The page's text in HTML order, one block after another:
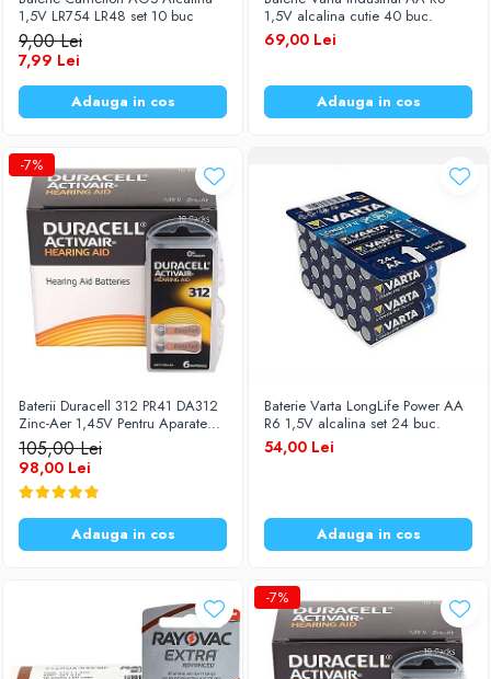
Becuri LED
Aplice LED
Lanterne
Lampi
Electrice
Convertoare tensiune
Prelungitoare
Stabilizatoare tensiune
Ventilatoare
Diverse gadgeturi
Cablu coaxial
Accesorii auto
Redresoare
Roboti pornire
Diverse accesorii auto
Carcase protectie NOCO BOOST
Invertoare Auto
Aparate de spalat cu presiune
Baterii Zinc-Aer
1,5V LR754 LR48 set 10 buc
9,00 Lei
7,99 Lei
Adauga in cos
1,5V alcalina cutie 40 buc.
69,00 Lei
Adauga in cos
-7%
Baterii Duracell 312 PR41 DA312
Zinc-Aer 1,45V Pentru Aparate
Auditive Set 60 Baterii
105,00 Lei
98,00 Lei
Adauga in cos
Baterie Varta LongLife Power AA
R6 1,5V alcalina set 24 buc.
54,00 Lei
Adauga in cos
-7%